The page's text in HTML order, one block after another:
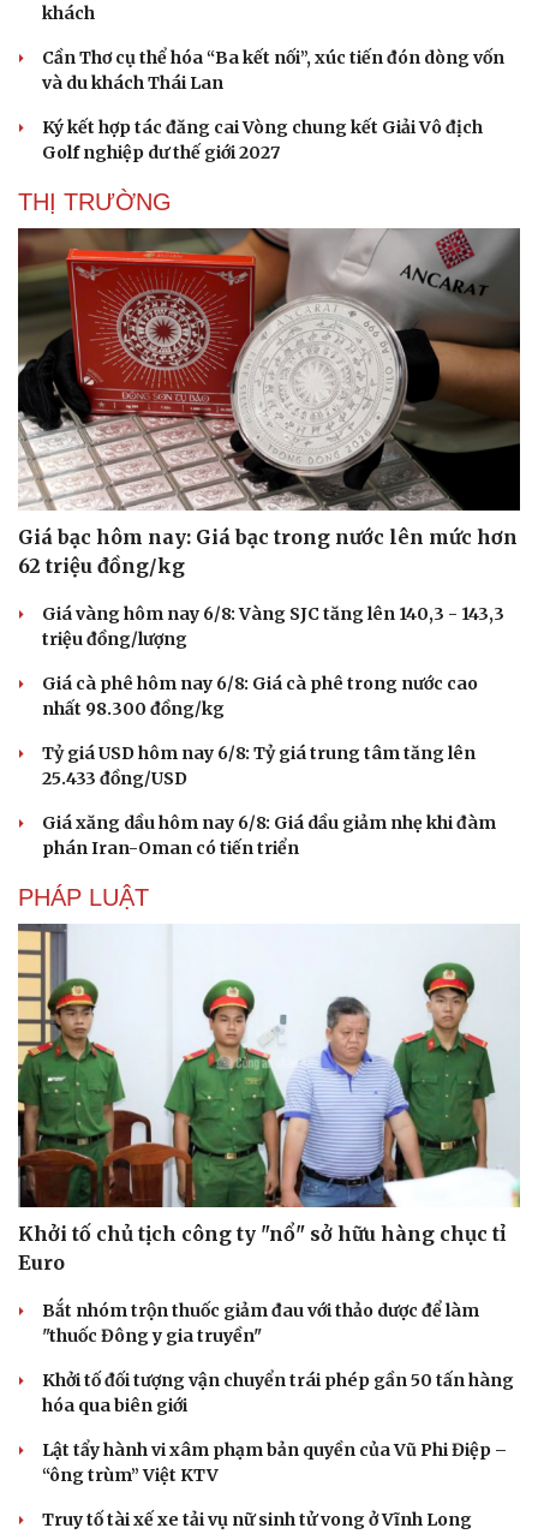
Văn hóa
Sân khấu - Điện ảnh
Âm nhạc
Di sản
Giải trí
Nghệ sĩ
khách
Cần Thơ cụ thể hóa “Ba kết nối”, xúc tiến đón dòng vốn
và du khách Thái Lan
Ký kết hợp tác đăng cai Vòng chung kết Giải Vô địch
Golf nghiệp dư thế giới 2027
THỊ TRƯỜNG
Giá bạc hôm nay: Giá bạc trong nước lên mức hơn
62 triệu đồng/kg
Giá vàng hôm nay 6/8: Vàng SJC tăng lên 140,3 - 143,3
triệu đồng/lượng
Giá cà phê hôm nay 6/8: Giá cà phê trong nước cao
nhất 98.300 đồng/kg
Tỷ giá USD hôm nay 6/8: Tỷ giá trung tâm tăng lên
25.433 đồng/USD
Giá xăng dầu hôm nay 6/8: Giá dầu giảm nhẹ khi đàm
phán Iran-Oman có tiến triển
PHÁP LUẬT
Khởi tố chủ tịch công ty "nổ" sở hữu hàng chục tỉ
Euro
Bắt nhóm trộn thuốc giảm đau với thảo dược để làm
"thuốc Đông y gia truyền"
Khởi tố đối tượng vận chuyển trái phép gần 50 tấn hàng
hóa qua biên giới
Lật tẩy hành vi xâm phạm bản quyền của Vũ Phi Điệp –
“ông trùm” Việt KTV
Truy tố tài xế xe tải vụ nữ sinh tử vong ở Vĩnh Long